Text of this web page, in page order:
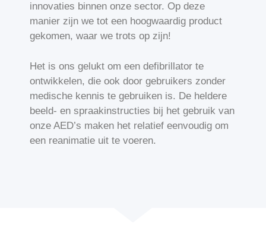
innovaties binnen onze sector. Op deze
manier zijn we tot een hoogwaardig product
gekomen, waar we trots op zijn!
Het is ons gelukt om een defibrillator te
ontwikkelen, die ook door gebruikers zonder
medische kennis te gebruiken is. De heldere
beeld- en spraakinstructies bij het gebruik van
onze AED’s maken het relatief eenvoudig om
een reanimatie uit te voeren.